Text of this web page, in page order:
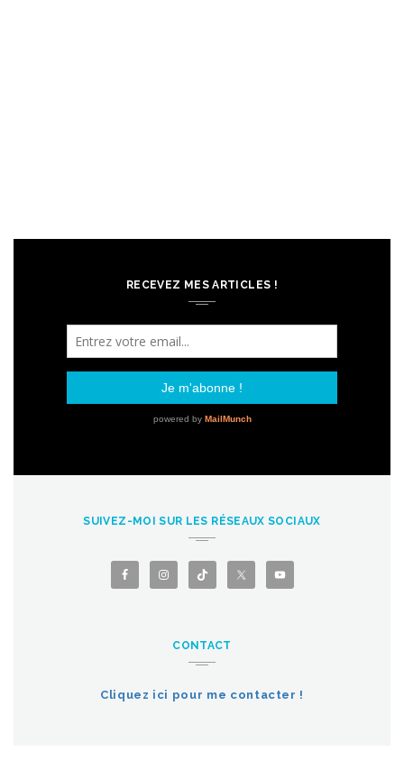
RECEVEZ MES ARTICLES !
SUIVEZ-MOI SUR LES RÉSEAUX SOCIAUX
CONTACT
Cliquez ici pour me contacter !